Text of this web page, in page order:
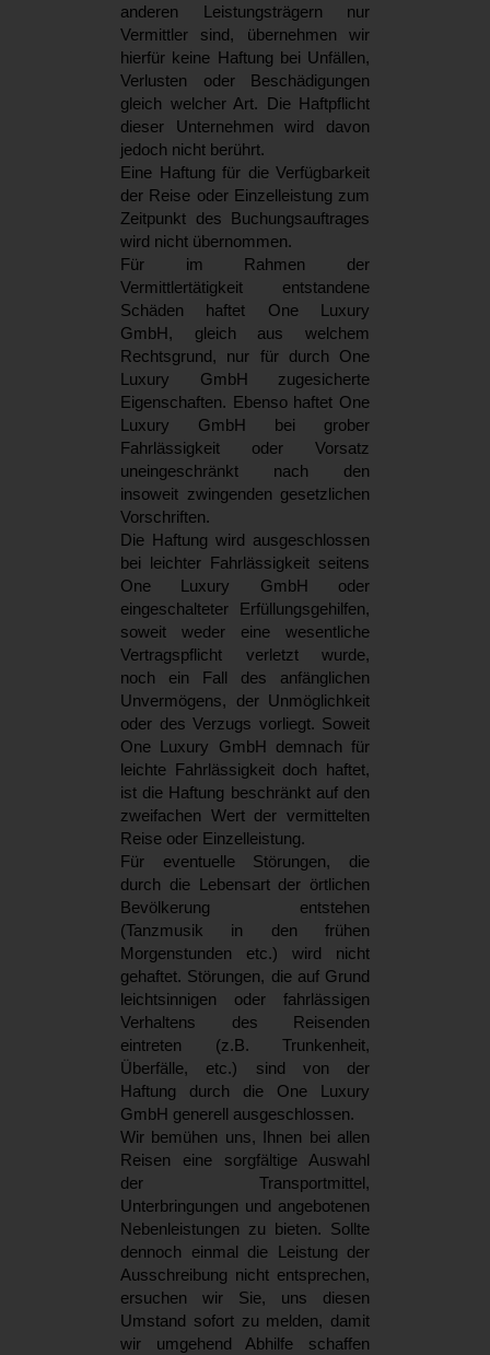
anderen Leistungsträgern nur
Vermittler sind, übernehmen wir
hierfür keine Haftung bei Unfällen,
Verlusten oder Beschädigungen
gleich welcher Art. Die Haftpflicht
dieser Unternehmen wird davon
jedoch nicht berührt.
Eine Haftung für die Verfügbarkeit
der Reise oder Einzelleistung zum
Zeitpunkt des Buchungsauftrages
wird nicht übernommen.
Für im Rahmen der
Vermittlertätigkeit entstandene
Schäden haftet One Luxury
GmbH, gleich aus welchem
Rechtsgrund, nur für durch One
Luxury GmbH zugesicherte
Eigenschaften. Ebenso haftet One
Luxury GmbH bei grober
Fahrlässigkeit oder Vorsatz
uneingeschränkt nach den
insoweit zwingenden gesetzlichen
Vorschriften.
Die Haftung wird ausgeschlossen
bei leichter Fahrlässigkeit seitens
One Luxury GmbH oder
eingeschalteter Erfüllungsgehilfen,
soweit weder eine wesentliche
Vertragspflicht verletzt wurde,
noch ein Fall des anfänglichen
Unvermögens, der Unmöglichkeit
oder des Verzugs vorliegt. Soweit
One Luxury GmbH demnach für
leichte Fahrlässigkeit doch haftet,
ist die Haftung beschränkt auf den
zweifachen Wert der vermittelten
Reise oder Einzelleistung.
Für eventuelle Störungen, die
durch die Lebensart der örtlichen
Bevölkerung entstehen
(Tanzmusik in den frühen
Morgenstunden etc.) wird nicht
gehaftet. Störungen, die auf Grund
leichtsinnigen oder fahrlässigen
Verhaltens des Reisenden
eintreten (z.B. Trunkenheit,
Überfälle, etc.) sind von der
Haftung durch die One Luxury
GmbH generell ausgeschlossen.
Wir bemühen uns, Ihnen bei allen
Reisen eine sorgfältige Auswahl
der Transportmittel,
Unterbringungen und angebotenen
Nebenleistungen zu bieten. Sollte
dennoch einmal die Leistung der
Ausschreibung nicht entsprechen,
ersuchen wir Sie, uns diesen
Umstand sofort zu melden, damit
wir umgehend Abhilfe schaffen